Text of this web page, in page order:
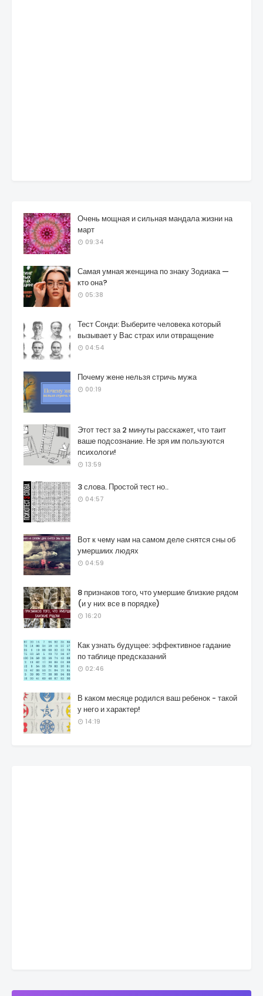
Очень мощная и сильная мандала жизни на
март
09:34
Самая умная женщина по знаку Зодиака —
кто она?
05:38
Тест Сонди: Выберите человека который
вызывает у Вас страх или отвращение
04:54
Почему жене нельзя стричь мужа
00:19
Этот тест за 2 минуты расскажет, что таит
ваше подсознание. Не зря им пользуются
психологи!
13:59
3 слова. Простой тест но..
04:57
Вот к чему нам на самом деле снятся сны об
умершиих людях
04:59
8 признаков того, что умершие близкие рядом
(и у них все в порядке)
16:20
Как узнать будущее: эффективное гадание
по таблице предсказаний
02:46
В каком месяце родился ваш ребенок - такой
у него и характер!
14:19